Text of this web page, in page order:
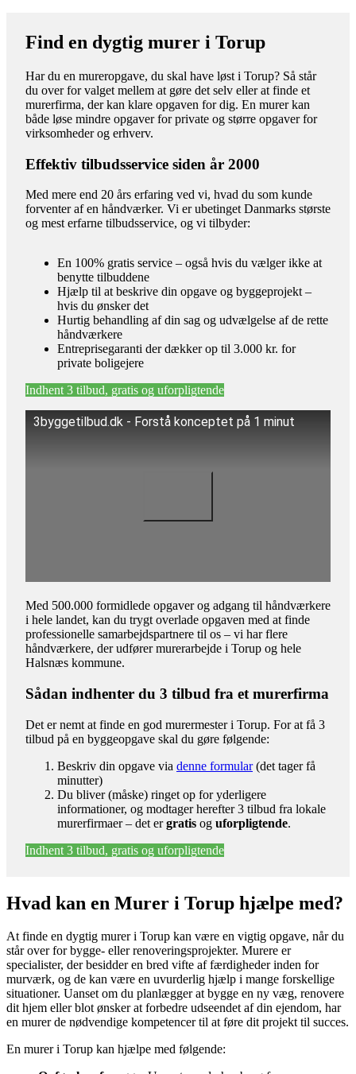
Find en dygtig murer i Torup
Har du en mureropgave, du skal have løst i Torup? Så står
du over for valget mellem at gøre det selv eller at finde et
murerfirma, der kan klare opgaven for dig. En murer kan
både løse mindre opgaver for private og større opgaver for
virksomheder og erhverv.
Effektiv tilbudsservice siden år 2000
Med mere end 20 års erfaring ved vi, hvad du som kunde
forventer af en håndværker. Vi er ubetinget Danmarks største
og mest erfarne tilbudsservice, og vi tilbyder:
En 100% gratis service – også hvis du vælger ikke at
benytte tilbuddene
Hjælp til at beskrive din opgave og byggeprojekt –
hvis du ønsker det
Hurtig behandling af din sag og udvælgelse af de rette
håndværkere
Entreprisegaranti der dækker op til 3.000 kr. for
private boligejere
Indhent 3 tilbud, gratis og uforpligtende
3byggetilbud.dk - Forstå konceptet på 1 minut
Med 500.000 formidlede opgaver og adgang til håndværkere
i hele landet, kan du trygt overlade opgaven med at finde
professionelle samarbejdspartnere til os – vi har flere
håndværkere, der udfører murerarbejde i Torup og hele
Halsnæs kommune.
Sådan indhenter du 3 tilbud fra et murerfirma
Det er nemt at finde en god murermester i Torup. For at få 3
tilbud på en byggeopgave skal du gøre følgende:
Beskriv din opgave via denne formular(det tager få
minutter)
Du bliver (måske) ringet op for yderligere
informationer, og modtager herefter 3 tilbud fra lokale
murerfirmaer – det ergratis og uforpligtende.
Indhent 3 tilbud, gratis og uforpligtende
Hvad kan en Murer i Torup hjælpe med?
At finde en dygtig murer i Torup kan være en vigtig opgave, når du
står over for bygge- eller renoveringsprojekter. Murere er
specialister, der besidder en bred vifte af færdigheder inden for
murværk, og de kan være en uvurderlig hjælp i mange forskellige
situationer. Uanset om du planlægger at bygge en ny væg, renovere
dit hjem eller blot ønsker at forbedre udseendet af din ejendom, har
en murer de nødvendige kompetencer til at føre dit projekt til succes.
En murer i Torup kan hjælpe med følgende: